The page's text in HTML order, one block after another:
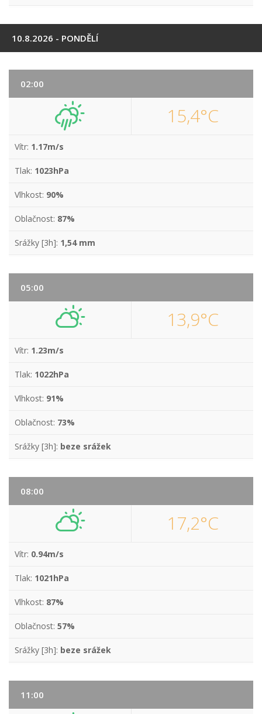
10.8.2026 - PONDĚLÍ
02:00
15,4°C
Vítr: 1.17m/s
Tlak: 1023hPa
Vlhkost: 90%
Oblačnost: 87%
Srážky [3h]: 1,54 mm
05:00
13,9°C
Vítr: 1.23m/s
Tlak: 1022hPa
Vlhkost: 91%
Oblačnost: 73%
Srážky [3h]: beze srážek
08:00
17,2°C
Vítr: 0.94m/s
Tlak: 1021hPa
Vlhkost: 87%
Oblačnost: 57%
Srážky [3h]: beze srážek
11:00